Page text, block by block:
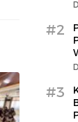
#2
#3